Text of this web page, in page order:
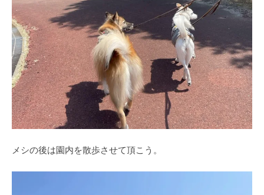
メシの後は園内を散歩させて頂こう。